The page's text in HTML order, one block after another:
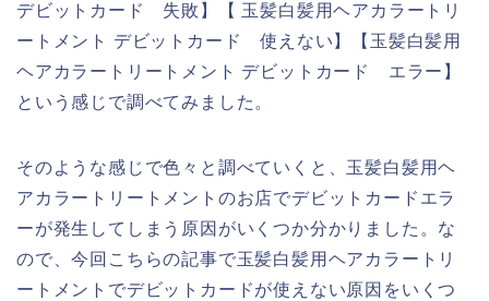
デビットカード 失敗】【 玉髪白髪用ヘアカラートリ
ートメント デビットカード 使えない】【玉髪白髪用
ヘアカラートリートメント デビットカード エラー】
という感じで調べてみました。
そのような感じで色々と調べていくと、玉髪白髪用ヘ
アカラートリートメントのお店でデビットカードエラ
ーが発生してしまう原因がいくつか分かりました。な
ので、今回こちらの記事で玉髪白髪用ヘアカラートリ
ートメントでデビットカードが使えない原因をいくつ